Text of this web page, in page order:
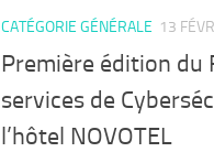
CATÉGORIE GÉNÉRALE 13
Première édition du
services de
l’hôtel NOVOTEL